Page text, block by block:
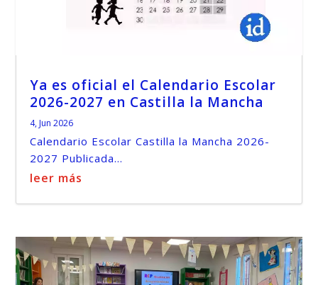
Ya es oficial el Calendario Escolar
2026-2027 en Castilla la Mancha
4, Jun 2026
Calendario Escolar Castilla la Mancha 2026-
2027 Publicada...
leer más